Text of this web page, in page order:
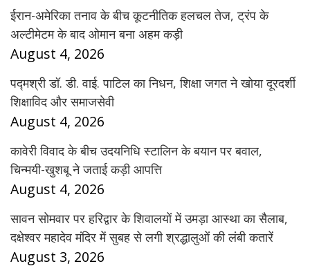
ईरान-अमेरिका तनाव के बीच कूटनीतिक हलचल तेज, ट्रंप के
अल्टीमेटम के बाद ओमान बना अहम कड़ी
August 4, 2026
पद्मश्री डॉ. डी. वाई. पाटिल का निधन, शिक्षा जगत ने खोया दूरदर्शी
शिक्षाविद और समाजसेवी
August 4, 2026
कावेरी विवाद के बीच उदयनिधि स्टालिन के बयान पर बवाल,
चिन्मयी-खुशबू ने जताई कड़ी आपत्ति
August 4, 2026
सावन सोमवार पर हरिद्वार के शिवालयों में उमड़ा आस्था का सैलाब,
दक्षेश्वर महादेव मंदिर में सुबह से लगी श्रद्धालुओं की लंबी कतारें
August 3, 2026